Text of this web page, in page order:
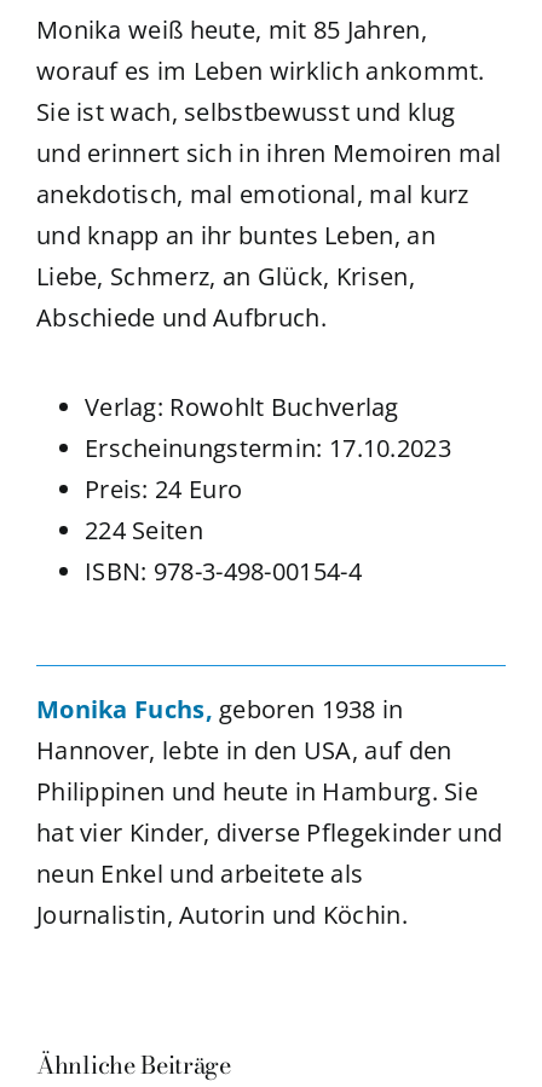
Monika weiß heute, mit 85 Jahren,
worauf es im Leben wirklich ankommt.
Sie ist wach, selbstbewusst und klug
und erinnert sich in ihren Memoiren mal
anekdotisch, mal emotional, mal kurz
und knapp an ihr buntes Leben, an
Liebe, Schmerz, an Glück, Krisen,
Abschiede und Aufbruch.
Verlag: Rowohlt Buchverlag
Erscheinungstermin: 17.10.2023
Preis: 24 Euro
224 Seiten
ISBN: 978-3-498-00154-4
Monika Fuchs, geboren 1938 in
Hannover, lebte in den USA, auf den
Philippinen und heute in Hamburg. Sie
hat vier Kinder, diverse Pflegekinder und
neun Enkel und arbeitete als
Journalistin, Autorin und Köchin.
Ähnliche Beiträge